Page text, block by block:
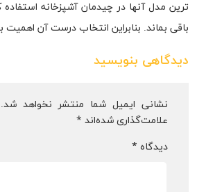
ترین مدل آنها در چیدمان آشپزخانه استفاده
باقی بماند. بنابراین انتخاب درست آن اهمیت
دیدگاهی بنویسید
نشانی ایمیل شما منتشر نخواهد شد.
علامت‌گذاری شده‌اند *
دیدگاه *